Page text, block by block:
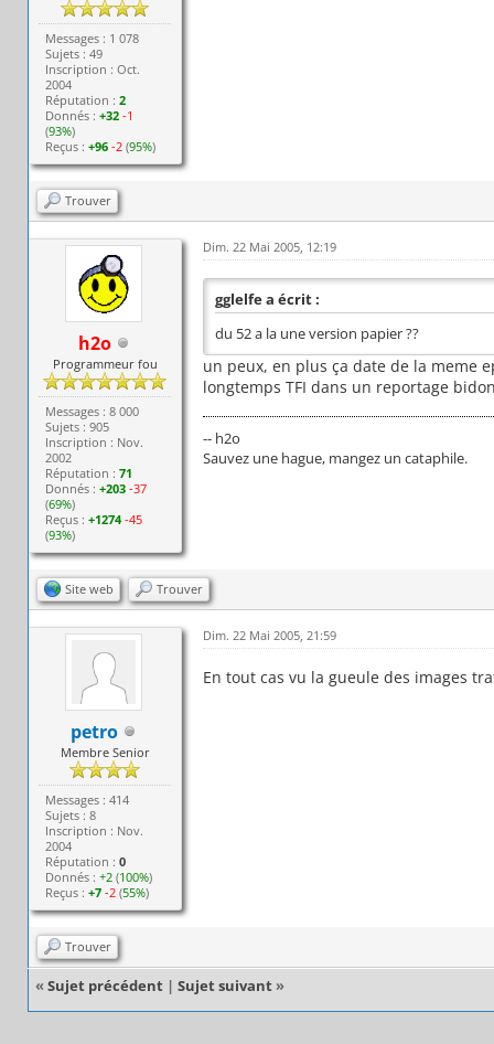
Messages : 1 078
Sujets : 49
Inscription : Oct.
2004
Réputation :2
Donnés :+32 -1
(93%)
Reçus :+96 -2 (95%)
Trouver
h2o
Programmeur fou
Messages : 8 000
Sujets : 905
Inscription : Nov.
2002
Réputation :71
Donnés :+203 -37
(69%)
Reçus :+1274 -45
(93%)
Dim. 22 Mai 2005, 12:19
gglelfe a écrit :
du 52 a la une version papier ??
un peux, en plus ça date de la meme
longtemps TFI dans un reportage
-- h2o
Sauvez une hague, mangez un cataphile.
Site web Trouver
petro
Membre Senior
Messages : 414
Sujets : 8
Inscription : Nov.
2004
Réputation :0
Donnés :+2 (100%)
Reçus :+7 -2 (55%)
Dim. 22 Mai 2005, 21:59
En tout cas vu la gueule des images
Trouver
« Sujet précédent | Sujet suivant »